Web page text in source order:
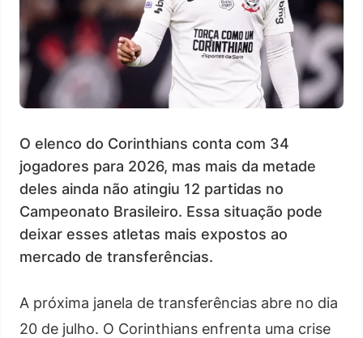
O elenco do Corinthians conta com 34
jogadores para 2026, mas mais da metade
deles ainda não atingiu 12 partidas no
Campeonato Brasileiro. Essa situação pode
deixar esses atletas mais expostos ao
mercado de transferências.
A próxima janela de transferências abre no dia
20 de julho. O Corinthians enfrenta uma crise